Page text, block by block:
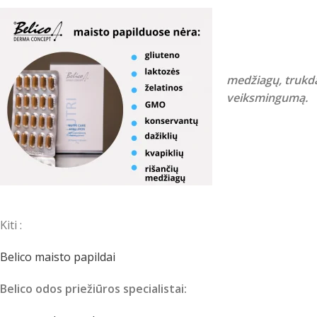
medžiagų,
veiksmingumą.
Kiti :
Belico maisto papildai
Belico odos priežiūros specialistai: